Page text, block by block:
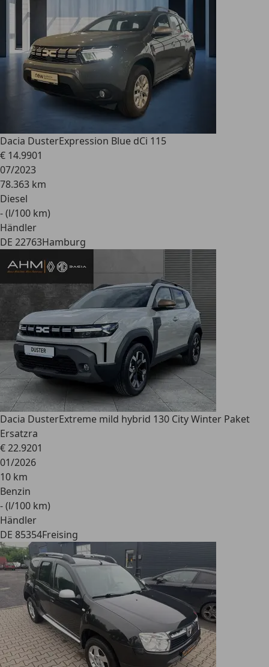
Dacia DusterExpression Blue dCi 115
€ 14.9901
07/2023
78.363 km
Diesel
- (l/100 km)
Händler
DE 22763Hamburg
Dacia DusterExtreme mild hybrid 130 City Winter Paket
Ersatzra
€ 22.9201
01/2026
10 km
Benzin
- (l/100 km)
Händler
DE 85354Freising